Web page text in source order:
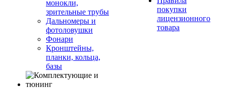
монокли,
зрительные трубы
Дальномеры и
фотоловушки
Фонари
Кронштейны,
планки, кольца,
базы
покупки
лицензионного
товара